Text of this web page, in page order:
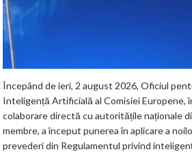
Începând de ieri, 2 august 2026, Oficiul
Inteligență Artificială al Comisiei Europene,
colaborare directă cu autoritățile naționale
membre, a început punerea în aplicare a
prevederi din Regulamentul privind